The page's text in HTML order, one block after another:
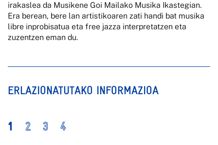
irakaslea da Musikene Goi Mailako Musika Ikastegian.
Era berean, bere lan artistikoaren zati handi bat musika
libre inprobisatua eta free jazza interpretatzen eta
zuzentzen eman du.
ERLAZIONATUTAKO INFORMAZIOA
1 2 3 4